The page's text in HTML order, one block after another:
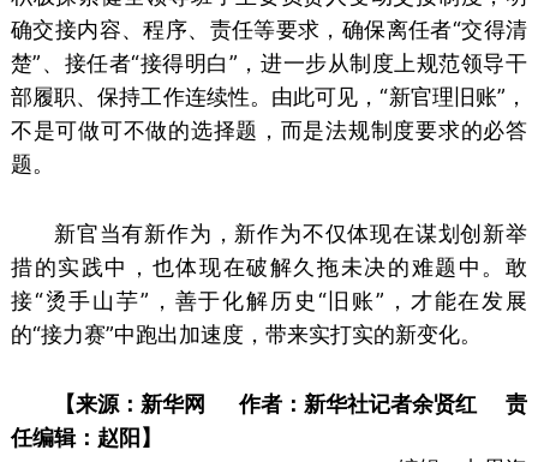
确交接内容、程序、责任等要求，确保离任者“交得清
楚”、接任者“接得明白”，进一步从制度上规范领导干
部履职、保持工作连续性。由此可见，“新官理旧账”，
不是可做可不做的选择题，而是法规制度要求的必答
题。
新官当有新作为，新作为不仅体现在谋划创新举
措的实践中，也体现在破解久拖未决的难题中。敢
接“烫手山芋”，善于化解历史“旧账”，才能在发展
的“接力赛”中跑出加速度，带来实打实的新变化。
【来源：新华网 作者：新华社记者余贤红 责
任编辑：赵阳】